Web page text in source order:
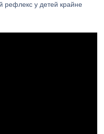
рефлекс у детей крайне